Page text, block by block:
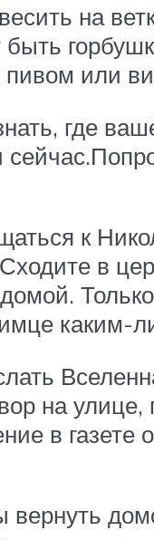
на
пивом или
где
к
в
каким-
на улице,
в газете
вернуть